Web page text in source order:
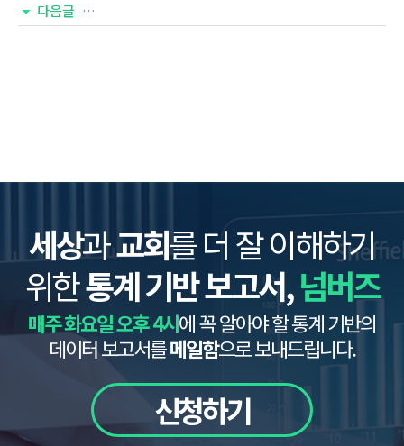
다음글 163호-<대한민국 마약 실태 1>
세상과교회를 더 잘 이해하기
위한통계 기반 보고서,넘버즈
매주 화요일 오후 4시에 꼭 알아야 할 통계 기반의
데이터 보고서를메일함으로 보내드립니다.
신청하기